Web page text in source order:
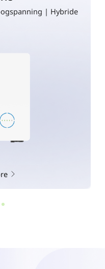
| Hybride